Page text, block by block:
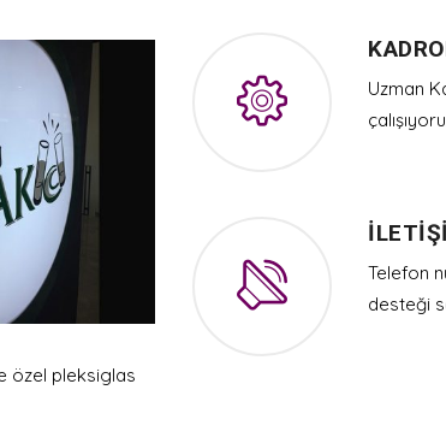
özel pleksiglas
Uzman
Telefon
desteği